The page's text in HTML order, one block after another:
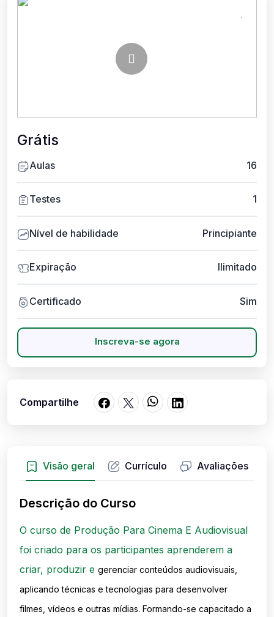
Visão geral Currículo Avaliações
Descrição do Curso
O curso de Produção Para Cinema E Audiovisual
foi criado para os participantes aprenderem a
criar, produzir e gerenciar conteúdos audiovisuais,
aplicando técnicas e tecnologias para desenvolver
filmes, vídeos e outras mídias. Formando-se capacitado a
Grátis
Aulas 16
Testes 1
Nível de habilidade Principiante
Expiração Ilimitado
Certificado Sim
Inscreva-se agora
Compartilhe